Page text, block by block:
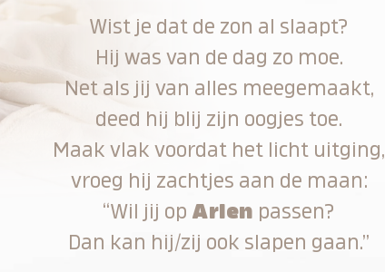
Wist je dat de zon al slaapt?
Hij was van de dag zo moe.
Net als jij van alles meegemaakt,
deed hij blij zijn oogjes toe.
Maak vlak voordat het licht uitging,
vroeg hij zachtjes aan de maan:
“Wil jij op Arlen passen?
Dan kan hij/zij ook slapen gaan.”